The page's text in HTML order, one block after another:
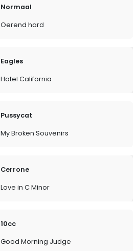
Normaal
Oerend hard
Eagles
Hotel California
Pussycat
My Broken Souvenirs
Cerrone
Love in C Minor
10cc
Good Morning Judge